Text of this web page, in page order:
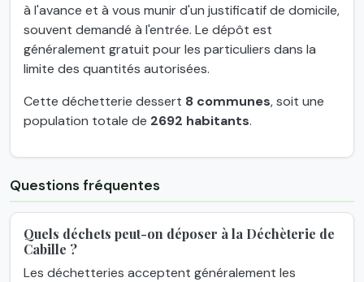
à l'avance et à vous munir d'un justificatif de domicile,
souvent demandé à l'entrée. Le dépôt est
généralement gratuit pour les particuliers dans la
limite des quantités autorisées.
Cette déchetterie dessert 8 communes, soit une
population totale de 2692 habitants.
Questions fréquentes
Quels déchets peut-on déposer à la Déchèterie de
Cabille ?
Les déchetteries acceptent généralement les